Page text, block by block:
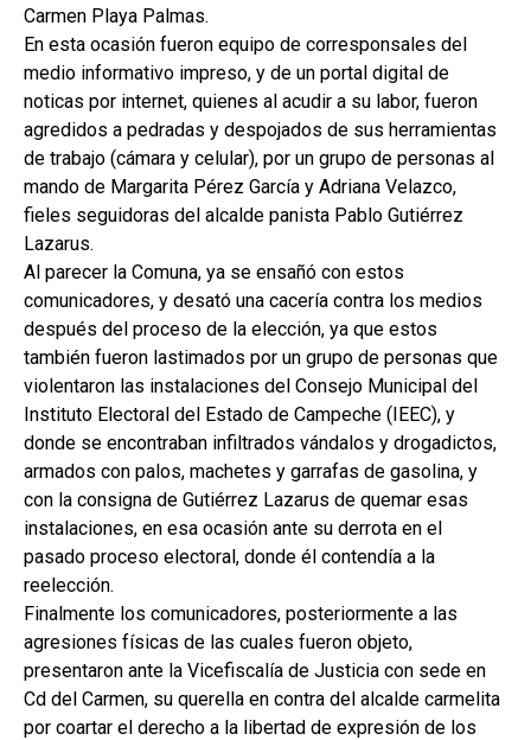
Carmen Playa Palmas.
En esta ocasión fueron equipo de corresponsales del
medio informativo impreso, y de un portal digital de
noticas por internet, quienes al acudir a su labor, fueron
agredidos a pedradas y despojados de sus herramientas
de trabajo (cámara y celular), por un grupo de personas al
mando de Margarita Pérez García y Adriana Velazco,
fieles seguidoras del alcalde panista Pablo Gutiérrez
Lazarus.
Al parecer la Comuna, ya se ensañó con estos
comunicadores, y desató una cacería contra los medios
después del proceso de la elección, ya que estos
también fueron lastimados por un grupo de personas que
violentaron las instalaciones del Consejo Municipal del
Instituto Electoral del Estado de Campeche (IEEC), y
donde se encontraban infiltrados vándalos y drogadictos,
armados con palos, machetes y garrafas de gasolina, y
con la consigna de Gutiérrez Lazarus de quemar esas
instalaciones, en esa ocasión ante su derrota en el
pasado proceso electoral, donde él contendía a la
reelección.
Finalmente los comunicadores, posteriormente a las
agresiones físicas de las cuales fueron objeto,
presentaron ante la Vicefiscalía de Justicia con sede en
Cd del Carmen, su querella en contra del alcalde carmelita
por coartar el derecho a la libertad de expresión de los